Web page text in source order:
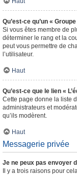
Qu’est-ce qu’un «
Si vous êtes membre de
déterminer le rang et la
peut vous permettre de
l’utilisateur.
Haut
Qu’est-ce que le lien «
Cette page donne la liste
administrateurs et
qu’ils modèrent.
Haut
Messagerie privée
Je ne peux pas envoyer
Il y a trois raisons pour